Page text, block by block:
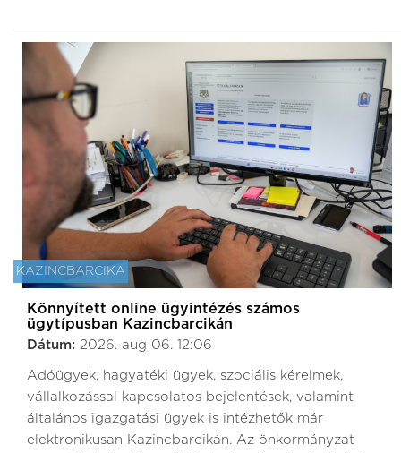
KAZINCBARCIKA
Könnyített online ügyintézés számos
ügytípusban Kazincbarcikán
Dátum: 2026. aug 06. 12:06
Adóügyek, hagyatéki ügyek, szociális kérelmek,
vállalkozással kapcsolatos bejelentések, valamint
általános igazgatási ügyek is intézhetők már
elektronikusan Kazincbarcikán. Az önkormányzat